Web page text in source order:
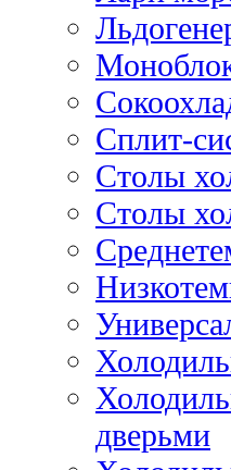
Сплит-
Столы
Столы
дверьми